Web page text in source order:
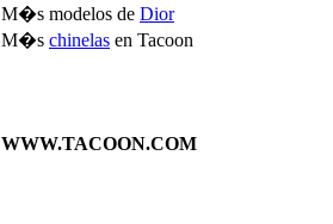
M�s modelos de Dior
M�s chinelas en Tacoon
WWW.TACOON.COM